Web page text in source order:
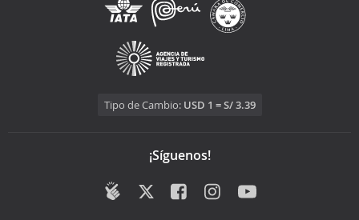
Tipo de Cambio: USD 1 = S/ 3.39
¡Síguenos!